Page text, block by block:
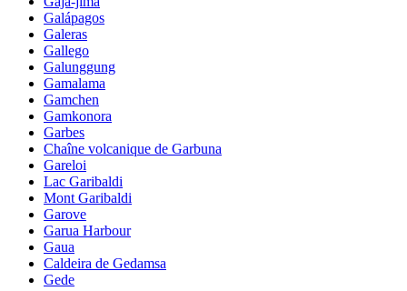
Galápagos
Galeras
Gallego
Galunggung
Gamalama
Gamchen
Gamkonora
Garbes
Chaîne volcanique de Garbuna
Gareloi
Lac Garibaldi
Mont Garibaldi
Garove
Garua Harbour
Gaua
Caldeira de Gedamsa
Gede